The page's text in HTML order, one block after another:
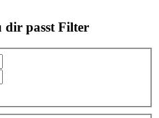
dir passt Filter